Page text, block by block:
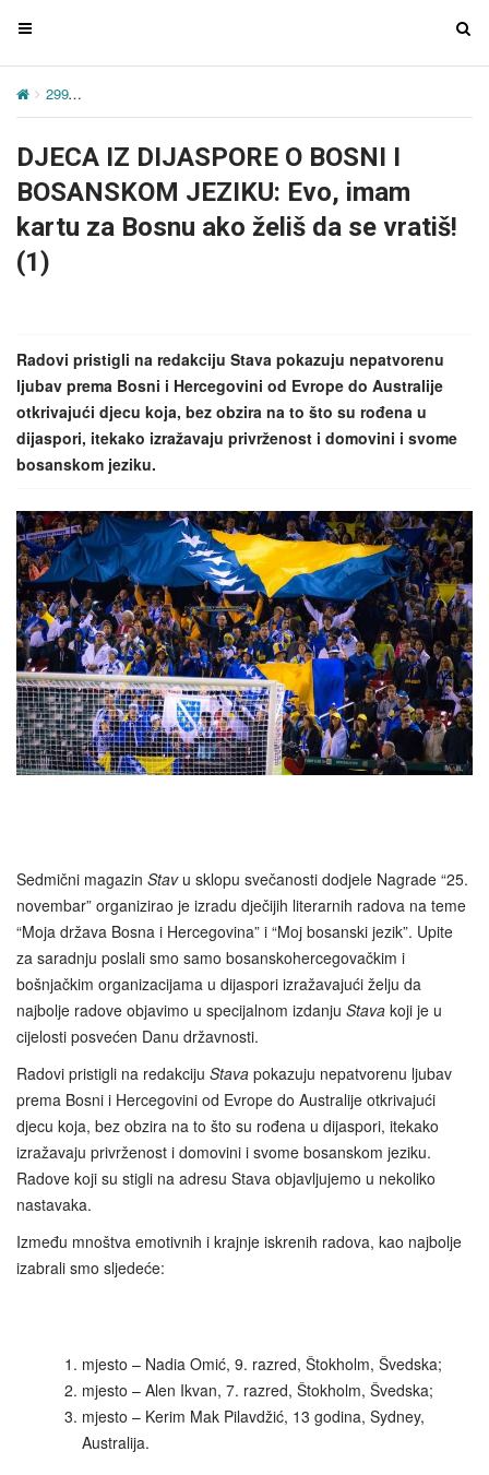
T
g
e
n
v
i
i
o
n
T
v
299
DJECA IZ DIJASPORE O BOSNI I
BOSANSKOM JEZIKU: Evo, imam
kartu za Bosnu ako želiš da se vratiš!
(1)
Radovi pristigli na redakciju Stava pokazuju nepatvorenu
ljubav prema Bosni i Hercegovini od Evrope do Australije
otkrivajući djecu koja, bez obzira na to što su rođena u
dijaspori, itekako izražavaju privrženost i domovini i svome
bosanskom jeziku.
Sedmični magazin Stavu sklopu svečanosti dodjele Nagrade “25.
novembar” organizirao je izradu dječijih literarnih radova na teme
“Moja država Bosna i Hercegovina” i “Moj bosanski jezik”. Upite
za saradnju poslali smo samo bosanskohercegovačkim i
bošnjačkim organizacijama u dijaspori izražavajući želju da
najbolje radove objavimo u specijalnom izdanju Stava koji je u
cijelosti posvećen Danu državnosti.
Radovi pristigli na redakciju Stava pokazuju nepatvorenu ljubav
prema Bosni i Hercegovini od Evrope do Australije otkrivajući
djecu koja, bez obzira na to što su rođena u dijaspori, itekako
izražavaju privrženost i domovini i svome bosanskom jeziku.
Radove koji su stigli na adresu Stava objavljujemo u nekoliko
nastavaka.
Između mnoštva emotivnih i krajnje iskrenih radova, kao najbolje
izabrali smo sljedeće:
mjesto – Nadia Omić, 9. razred, Štokholm, Švedska;
mjesto – Alen Ikvan, 7. razred, Štokholm, Švedska;
mjesto – Kerim Mak Pilavdžić, 13 godina, Sydney,
Australija.